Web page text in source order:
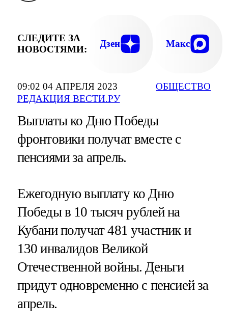
09:02 04 АПРЕЛЯ 2023
РЕДАКЦИЯ ВЕСТИ.РУ
ОБЩЕСТВО
СЛЕДИТЕ ЗА
НОВОСТЯМИ:
Дзен Макс
Выплаты ко Дню Победы
фронтовики получат вместе с
пенсиями за апрель.
Ежегодную выплату ко Дню
Победы в 10 тысяч рублей на
Кубани получат 481 участник и
130 инвалидов Великой
Отечественной войны. Деньги
придут одновременно с пенсией за
апрель.